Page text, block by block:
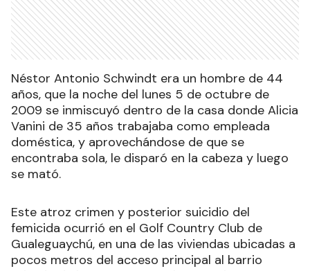
Néstor Antonio Schwindt era un hombre de 44
años, que la noche del lunes 5 de octubre de
2009 se inmiscuyó dentro de la casa donde Alicia
Vanini de 35 años trabajaba como empleada
doméstica, y aprovechándose de que se
encontraba sola, le disparó en la cabeza y luego
se mató.
Este atroz crimen y posterior suicidio del
femicida ocurrió en el Golf Country Club de
Gualeguaychú, en una de las viviendas ubicadas a
pocos metros del acceso principal al barrio